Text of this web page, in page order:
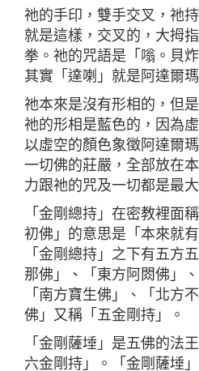
祂的手印，雙手交叉，祂
就是這樣，交叉的，大拇
拳。祂的咒語是「嗡。貝
其實「達喇」就是阿達爾
祂本來是沒有形相的，但
祂的形相是藍色的，因為
以虛空的顏色象徵阿達爾
一切佛的莊嚴，全部放在
力跟祂的咒及一切都是最大
「金剛總持」在密教裡面
初佛」的意思是「本來就
「金剛總持」之下有五方
那佛」、「東方阿閦佛」
「南方寶生佛」、「北方
佛」又稱「五金剛持」。
「金剛薩埵」是五佛的法
六金剛持」。「金剛薩埵